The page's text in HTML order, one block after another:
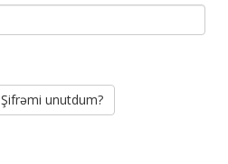
Şifrəmi unutdum?